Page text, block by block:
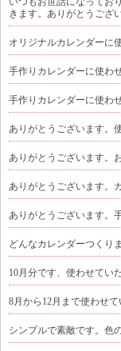
きます。ありがとうござ
オリジナルカレンダーに
手作りカレンダーに使わ
手作りカレンダーに使わ
ありがとうございます。
ありがとうございます。
ありがとうございます。
ありがとうございます。
どんなカレンダーつくり
10月分です、使わせてい
8月から12月まで使わせ
シンプルで素敵です。色